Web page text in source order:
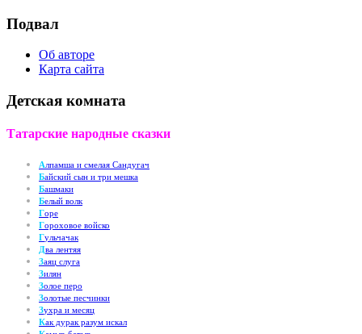
Подвал
Об авторе
Карта сайта
Детская комната
Татарские народные сказки
Алпамша и смелая Сандугач
Байский сын и три мешка
Башмаки
Белый волк
Горе
Гороховое войско
Гульчачак
Два лентяя
Заяц слуга
Зилян
Золое перо
Золотые песчинки
Зухра и месяц
Как дурак разум искал